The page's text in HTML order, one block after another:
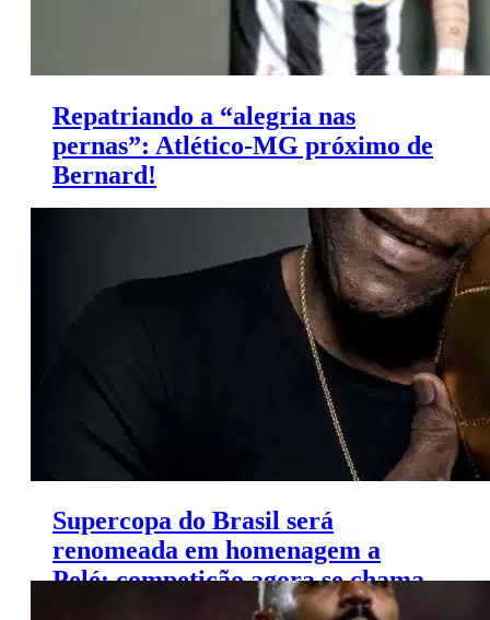
Repatriando a “alegria nas
pernas”: Atlético-MG próximo de
Bernard!
O Atlético-MG avança nas negociações para o retorno
do atacante Bernard, atualmente no Panathinaikos.
Supercopa do Brasil será
renomeada em homenagem a
Pelé: competição agora se chama